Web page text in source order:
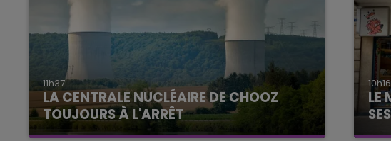
11h37
LA CENTRALE NUCLÉAIRE DE CHOOZ
TOUJOURS À L'ARRÊT
Cela fait déjà une semaine que la centrale
10h16
LE